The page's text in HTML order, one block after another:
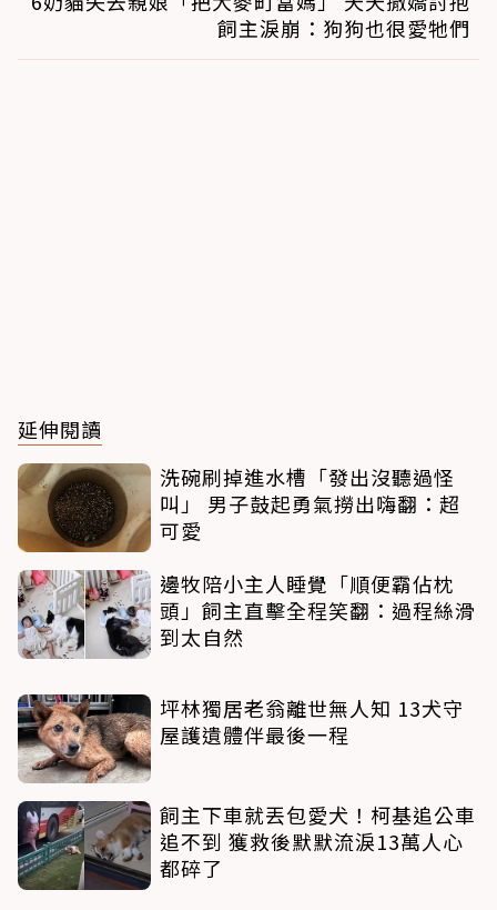
飼主淚崩：狗狗也很愛牠們
延伸閱讀
洗碗刷掉進水槽「發出沒聽過怪
叫」 男子鼓起勇氣撈出嗨翻：超
可愛
邊牧陪小主人睡覺「順便霸佔枕
頭」飼主直擊全程笑翻：過程絲滑
到太自然
坪林獨居老翁離世無人知 13犬守
屋護遺體伴最後一程
飼主下車就丟包愛犬！柯基追公車
追不到 獲救後默默流淚13萬人心
都碎了